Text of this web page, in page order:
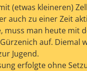
(etwas kleineren)
auch zu einer Zeit
muss man heute mit
auf. Diemal
Jugend.
erfolgte ohne